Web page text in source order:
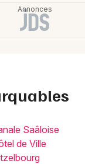
Saâloise
de Ville